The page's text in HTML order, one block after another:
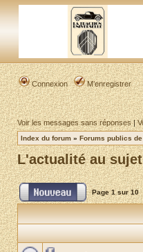
Connexion M’enregistrer
Voir les messages sans réponses|
Index du forum » Forums publics
L'actualité au
Page1sur10